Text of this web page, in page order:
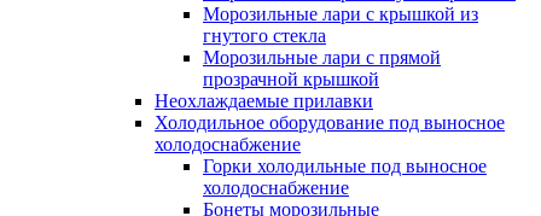
Морозильные лари с крышкой из
гнутого стекла
Морозильные лари с прямой
прозрачной крышкой
Неохлаждаемые прилавки
Холодильное оборудование под выносное
холодоснабжение
Горки холодильные под выносное
холодоснабжение
Бонеты морозильные